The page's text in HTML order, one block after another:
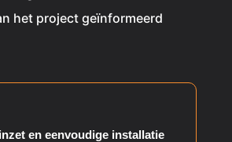
het project geïnformeerd
en eenvoudige installatie